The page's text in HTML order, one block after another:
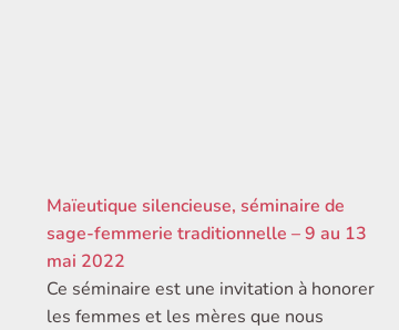
Maïeutique silencieuse, séminaire de
sage-femmerie traditionnelle – 9 au 13
mai 2022
Ce séminaire est une invitation à honorer
les femmes et les mères que nous